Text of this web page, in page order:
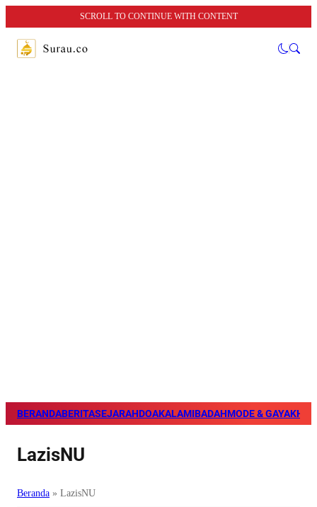
SCROLL TO CONTINUE WITH CONTENT
BERANDABERITASEJARAHDOAKALAMIBADAHMODE & GAYA
LazisNU
Beranda » LazisNU